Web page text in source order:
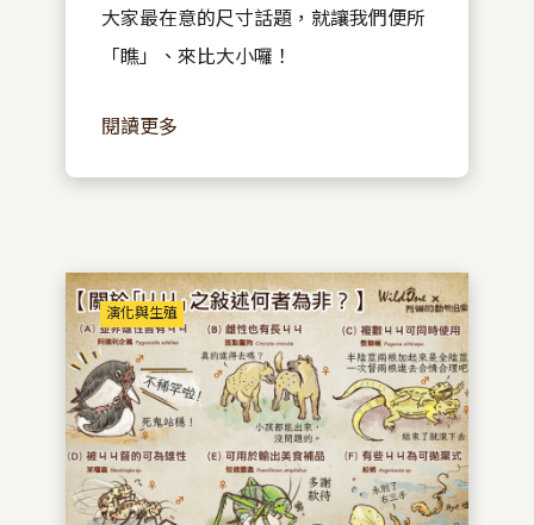
大家最在意的尺寸話題，就讓我們便所
「瞧」、來比大小囉！
閱讀更多
演化與生殖